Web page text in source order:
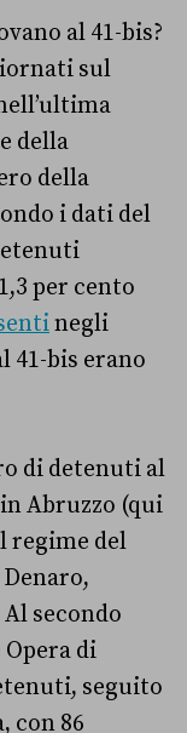
al 41-bis?
sul
della
della
i dati del
per cento
negli
41-bis erano
di detenuti al
Abruzzo (qui
regime del
secondo
di
seguito
con 86